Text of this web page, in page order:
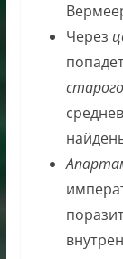
Через